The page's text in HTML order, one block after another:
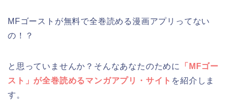
MFゴーストが無料で全巻読める漫画アプリってない
の！？
と思っていませんか？そんなあなたのために
「MFゴー
スト」が全巻読めるマンガアプリ・サイト を紹介しま
す。